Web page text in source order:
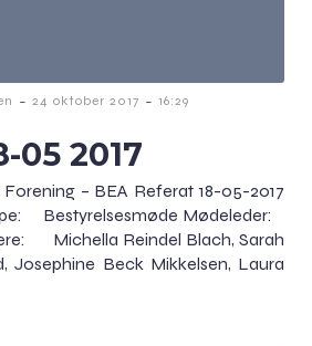
- 24 oktober 2017 - 16:29
05 2017
– BEA Referat 18-05-2017
Bestyrelsesmøde Mødeleder:
Michella Reindel Blach, Sarah
Josephine Beck Mikkelsen, Laura